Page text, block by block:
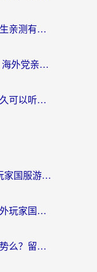
海外能不能看咪咕视频？留学生亲测有效的回国加速器选择指南
音悦Tai在英国用不了怎么办？海外党亲测有效的回国加速方案来了
酷我音乐国外听歌版权限制多久可以听？海外党亲测有效的解决办法来了
国外网可以打激战2吗？海外玩家国服游戏加速终极指南（附阿根廷玩迷失蔚蓝境外问道解决方案）
瑞士怎么玩被尘封的故事？海外玩家国服游戏加速器终极指南（附星战前夜三国杀加速方案）
国外可以玩反恐精英：全球攻势么？留学生亲测好用的国服游戏加速器全攻略